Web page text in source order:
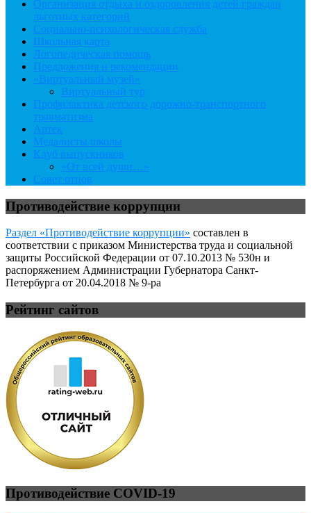
Организация отдыха и оздоровления детей граждан
льготных категорий
Социально-психологическая служба
Школьная карта
Логопедическая помощь
Предложения и рекомендации
«Виртуальный музей»
Виртуальный тур
Профилактика детского дорожно-транспортного
травматизма
Артек
Медалисты школы
Клуб выпускников
«От всей души…»
Совет отцов
Противодействие коррупции
Раздел «Противодействие коррупции» составлен в
соответствии с приказом Министерства труда и социальной
защиты Российской Федерации от 07.10.2013 № 530н и
распоряжением Администрации Губернатора Санкт-
Петербурга от 20.04.2018 № 9-ра
Рейтинг сайтов
Противодействие COVID-19